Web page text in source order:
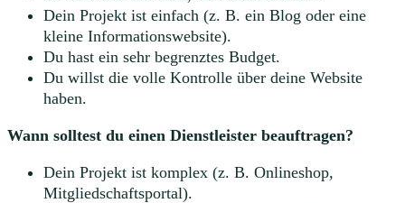
Dein Projekt ist einfach (z. B. ein Blog oder eine
kleine Informationswebsite).
Du hast ein sehr begrenztes Budget.
Du willst die volle Kontrolle über deine Website
haben.
Wann solltest du einen Dienstleister beauftragen?
Dein Projekt ist komplex (z. B. Onlineshop,
Mitgliedschaftsportal).